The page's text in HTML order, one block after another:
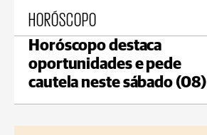
HORÓSCOPO
Horóscopo destaca
oportunidades e pede
cautela neste sábado (08)